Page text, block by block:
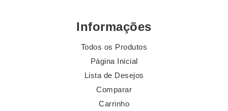
Informações
Todos os Produtos
Página Inicial
Lista de Desejos
Comparar
Carrinho